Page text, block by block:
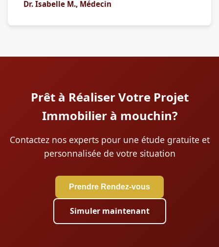
Dr. Isabelle M., Médecin
Prêt à Réaliser Votre Projet
Immobilier à mouchin?
Contactez nos experts pour une étude gratuite et
personnalisée de votre situation
Prendre Rendez-vous
Simuler maintenant